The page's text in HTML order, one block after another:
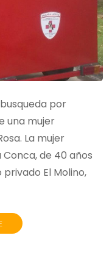
por
una mujer
La mujer
de 40 años
El Molino,